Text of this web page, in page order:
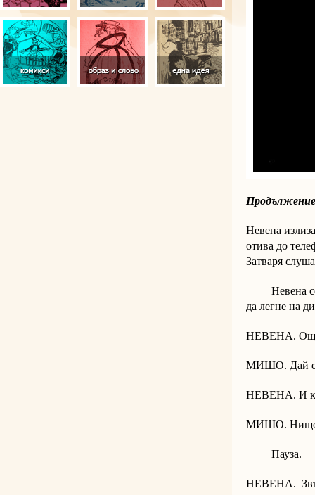
Невена
отива до
Затваря
Невена се
да легне на
НЕВЕНА.
МИШО. Дай
НЕВЕНА. И
МИШО.
Пауза.
НЕВЕНА.